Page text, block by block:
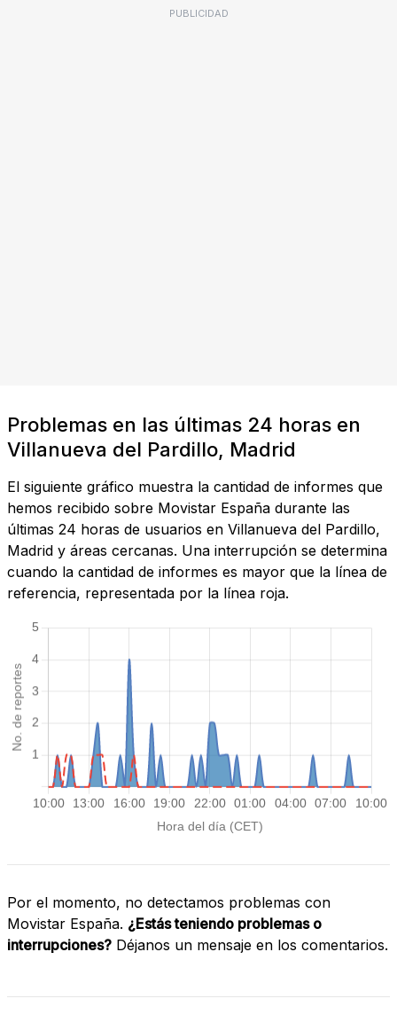
PUBLICIDAD
Problemas en las últimas 24 horas en
Villanueva del Pardillo, Madrid
El siguiente gráfico muestra la cantidad de informes que
hemos recibido sobre Movistar España durante las
últimas 24 horas de usuarios en Villanueva del Pardillo,
Madrid y áreas cercanas. Una interrupción se determina
cuando la cantidad de informes es mayor que la línea de
referencia, representada por la línea roja.
Por el momento, no detectamos problemas con
Movistar España. ¿Estás teniendo problemas o
interrupciones? Déjanos un mensaje en los comentarios.